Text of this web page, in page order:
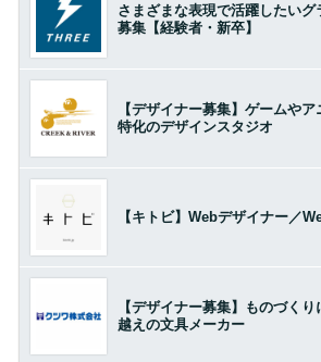
さまざまな表現で活躍したい
募集【経験者・新卒】
【デザイナー募集】ゲームや
特化のデザインスタジオ
【キトビ】Webデザイナー／
【デザイナー募集】ものづく
越えの文具メーカー